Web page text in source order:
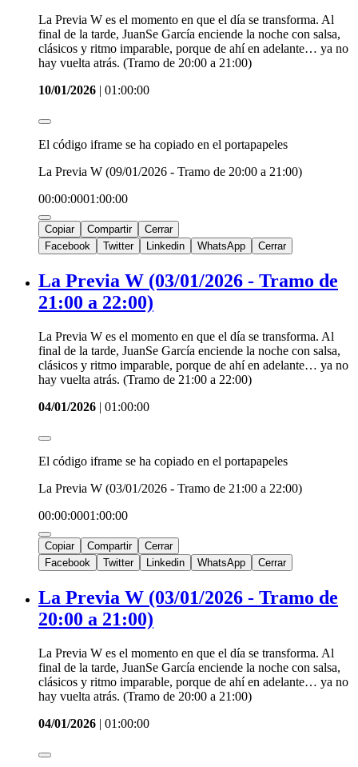
La Previa W es el momento en que el día se transforma. Al
final de la tarde, JuanSe García enciende la noche con salsa,
clásicos y ritmo imparable, porque de ahí en adelante… ya no
hay vuelta atrás. (Tramo de 20:00 a 21:00)
10/01/2026 | 01:00:00
El código iframe se ha copiado en el portapapeles
La Previa W (09/01/2026 - Tramo de 20:00 a 21:00)
00:00:0001:00:00
Copiar Compartir
Cerrar
Facebook
Twitter Linkedin WhatsApp Cerrar
La Previa W (03/01/2026 - Tramo de
21:00 a 22:00)
La Previa W es el momento en que el día se transforma. Al
final de la tarde, JuanSe García enciende la noche con salsa,
clásicos y ritmo imparable, porque de ahí en adelante… ya no
hay vuelta atrás. (Tramo de 21:00 a 22:00)
04/01/2026 | 01:00:00
El código iframe se ha copiado en el portapapeles
La Previa W (03/01/2026 - Tramo de 21:00 a 22:00)
00:00:0001:00:00
Copiar Compartir
Cerrar
Facebook
Twitter Linkedin WhatsApp Cerrar
La Previa W (03/01/2026 - Tramo de
20:00 a 21:00)
La Previa W es el momento en que el día se transforma. Al
final de la tarde, JuanSe García enciende la noche con salsa,
clásicos y ritmo imparable, porque de ahí en adelante… ya no
hay vuelta atrás. (Tramo de 20:00 a 21:00)
04/01/2026 | 01:00:00